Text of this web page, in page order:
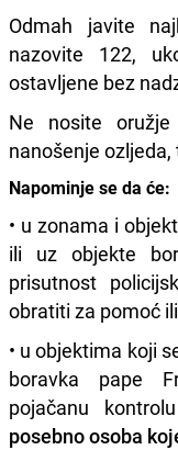
Odmah javite
nazovite 122,
ostavljene bez
Ne nosite
nanošenje
Napominje se da će:
• u zonama i
ili uz objekte
prisutnost
obratiti za pomoć
• u objektima koji
boravka pape
pojačanu
posebno osoba